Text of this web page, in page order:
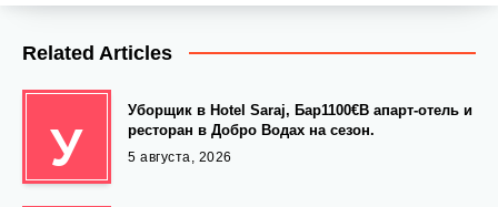
Related Articles
У
Уборщик в Hotel Saraj, Бар1100€В апарт-отель и
ресторан в Добро Водах на сезон.
5 августа, 2026